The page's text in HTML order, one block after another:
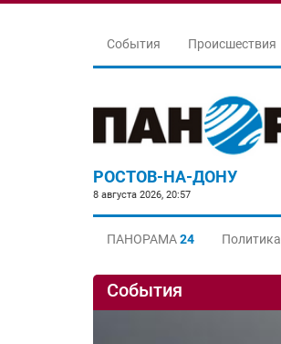
События Происшествия
РОСТОВ-НА-ДОНУ
8 августа 2026, 20:57
ПАНОРАМА24 Политика
События